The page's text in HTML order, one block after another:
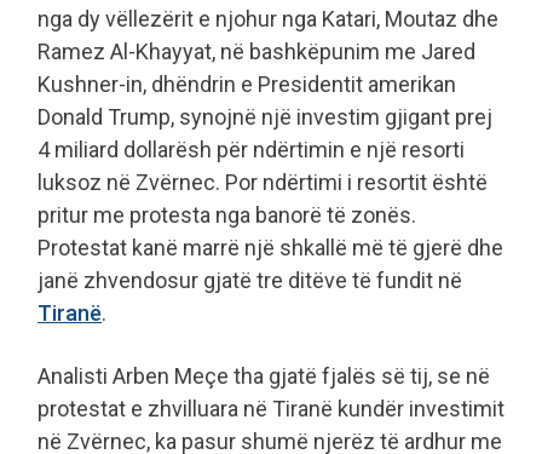
nga dy vëllezërit e njohur nga Katari, Moutaz dhe
Ramez Al-Khayyat, në bashkëpunim me Jared
Kushner-in, dhëndrin e Presidentit amerikan
Donald Trump, synojnë një investim gjigant prej
4 miliard dollarësh për ndërtimin e një resorti
luksoz në Zvërnec. Por ndërtimi i resortit është
pritur me protesta nga banorë të zonës.
Protestat kanë marrë një shkallë më të gjerë dhe
janë zhvendosur gjatë tre ditëve të fundit në
Tiranë.
Analisti Arben Meçe tha gjatë fjalës së tij, se në
protestat e zhvilluara në Tiranë kundër investimit
në Zvërnec, ka pasur shumë njerëz të ardhur me